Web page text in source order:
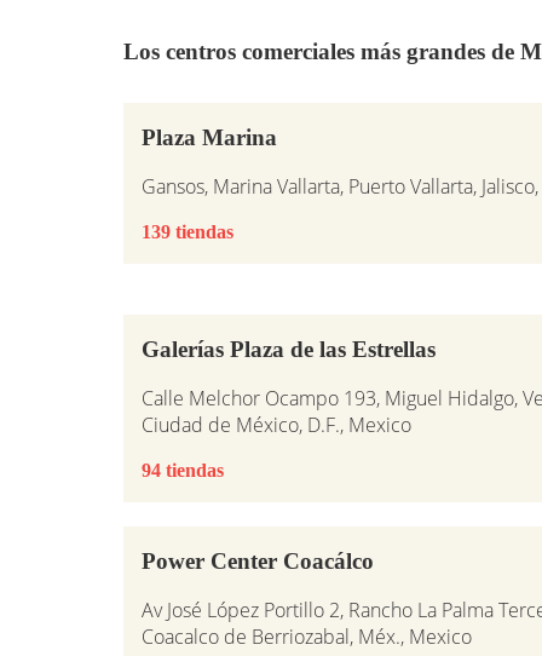
Los centros comerciales más grandes de
Plaza Marina
Gansos, Marina Vallarta, Puerto Vallarta,
139 tiendas
Galerías Plaza de las Estrellas
Calle Melchor Ocampo 193, Miguel Hidalgo,
Ciudad de México, D.F., Mexico
94 tiendas
Power Center Coacálco
Av José López Portillo 2, Rancho La Palma
Coacalco de Berriozabal, Méx., Mexico